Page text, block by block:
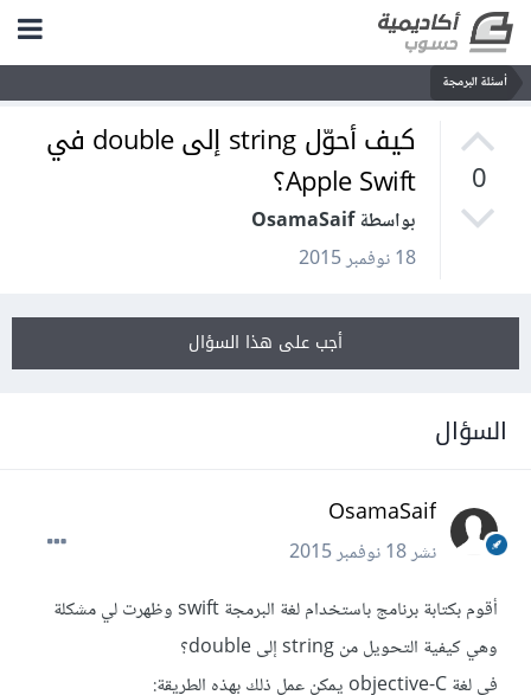
أسئلة البرمجة
0
كيف أحوّل string إلى double في
Apple Swift؟
بواسطة OsamaSaif
18 نوفمبر 2015
أجب على هذا السؤال
السؤال
OsamaSaif
نشر18 نوفمبر 2015
أقوم بكتابة برنامج باستخدام لغة البرمجة swift وظهرت لي مشكلة
وهي كيفية التحويل من string إلى double؟
في لغة objective-C يمكن عمل ذلك بهذه الطريقة: